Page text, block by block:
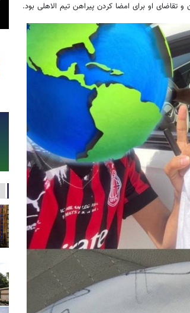
تقاضای او برای امضا کردن پیراهن تیم الاهلی بود.